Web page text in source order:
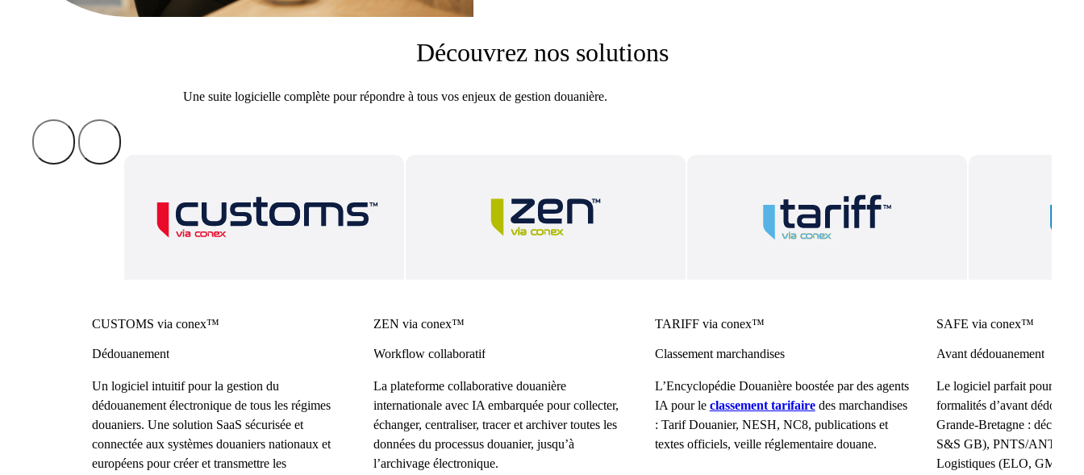
Découvrez nos solutions
Une suite logicielle complète pour répondre à tous vos enjeux de gestion douanière.
CUSTOMS via conex™
Dédouanement
Un logiciel intuitif pour la gestion du
dédouanement électronique de tous les régimes
douaniers. Une solution SaaS sécurisée et
connectée aux systèmes douaniers nationaux et
européens pour créer et transmettre les
ZEN via conex™
Workflow collaboratif
La plateforme collaborative douanière
internationale avec IA embarquée pour collecter,
échanger, centraliser, tracer et archiver toutes les
données du processus douanier, jusqu’à
l’archivage électronique.
TARIFF via conex™
Classement marchandises
L’Encyclopédie Douanière boostée par des agents
IA pour le classement tarifairedes marchandises
: Tarif Douanier, NESH, NC8, publications et
textes officiels, veille réglementaire douane.
SAFE via conex™
Avant dédouanement
Le logiciel parfait pour gérer
formalités d’avant
Grande-Bretagne :
S&S GB), PNTS/ANTES et
Logistiques (ELO, GMR,